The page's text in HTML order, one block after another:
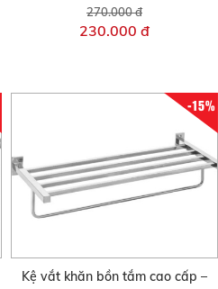
270.000 đ
230.000 đ
-15%
Kệ vắt khăn bồn tắm cao cấp –